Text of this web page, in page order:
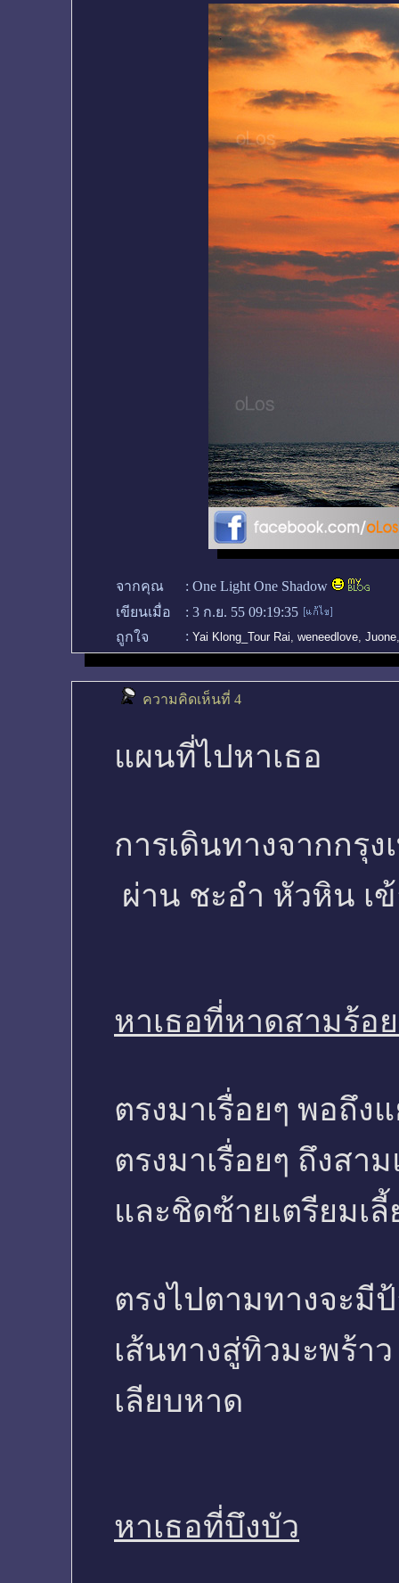
จากคุณ : One Light One Shadow
เขียนเมื่อ
: 3 ก.ย. 55 09:19:35
ถูกใจ
: Yai Klong_Tour Rai, weneedlove, Juone
ความคิดเห็นที่ 4
แผนที่ไปหาเธอ
การเดินทางจากกรุ
ผ่าน ชะอำ หัวหิน
หาเธอที่หาดสามร้อ
ตรงมาเรื่อยๆ พอถึ
ตรงมาเรื่อยๆ ถึงสา
และชิดซ้ายเตรียมเ
ตรงไปตามทางจะมี
เส้นทางสู่ทิวมะพร้า
เลียบหาด
หาเธอที่บึงบัว